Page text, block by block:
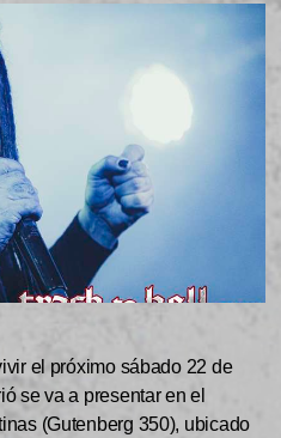
el próximo sábado 22 de
se va a presentar en el
(Gutenberg 350), ubicado